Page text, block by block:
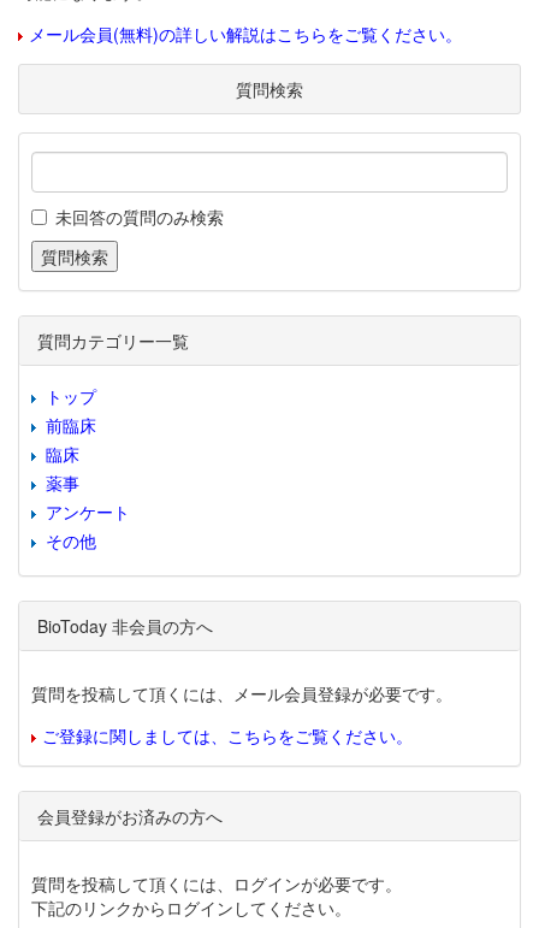
メール会員(無料)の詳しい解説はこちらをご覧ください。
質問検索
未回答の質問のみ検索
質問カテゴリー一覧
トップ
前臨床
臨床
薬事
アンケート
その他
BioToday 非会員の方へ
質問を投稿して頂くには、メール会員登録が必要です。
ご登録に関しましては、こちらをご覧ください。
会員登録がお済みの方へ
質問を投稿して頂くには、ログインが必要です。
下記のリンクからログインしてください。